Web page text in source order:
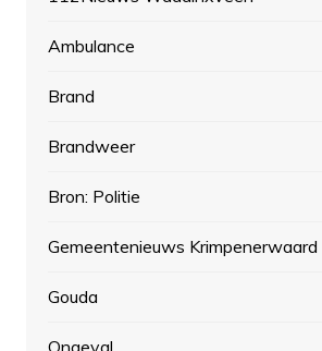
Ambulance
Brand
Brandweer
Bron: Politie
Gemeentenieuws Krimpenerwaard
Gouda